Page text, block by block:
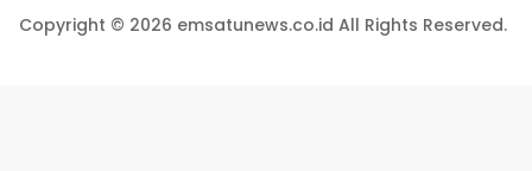
Copyright © 2026 emsatunews.co.id All Rights Reserved.